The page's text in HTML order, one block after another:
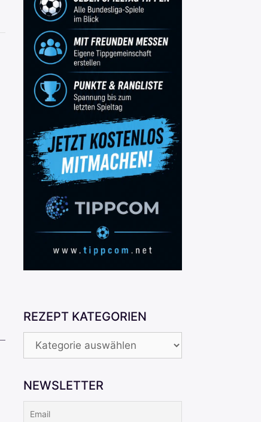
REZEPT KATEGORIEN
REZEPT
KATEGORIEN
NEWSLETTER